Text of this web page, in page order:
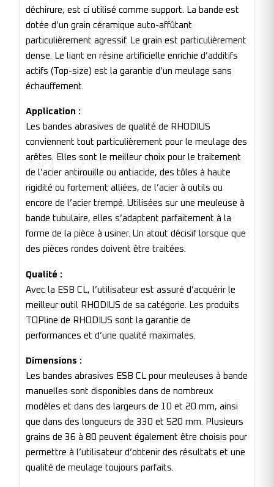
déchirure, est ci utilisé comme support. La bande est
dotée d’un grain céramique auto-affûtant
particulièrement agressif. Le grain est particulièrement
dense. Le liant en résine artificielle enrichie d’additifs
actifs (Top-size) est la garantie d’un meulage sans
échauffement.
Application :
Les bandes abrasives de qualité de RHODIUS
conviennent tout particulièrement pour le meulage des
arêtes. Elles sont le meilleur choix pour le traitement
de l’acier antirouille ou antiacide, des tôles à haute
rigidité ou fortement alliées, de l’acier à outils ou
encore de l’acier trempé. Utilisées sur une meuleuse à
bande tubulaire, elles s’adaptent parfaitement à la
forme de la pièce à usiner. Un atout décisif lorsque que
des pièces rondes doivent être traitées.
Qualité :
Avec la ESB CL, l’utilisateur est assuré d’acquérir le
meilleur outil RHODIUS de sa catégorie. Les produits
TOPline de RHODIUS sont la garantie de
performances et d’une qualité maximales.
Dimensions :
Les bandes abrasives ESB CL pour meuleuses à bande
manuelles sont disponibles dans de nombreux
modèles et dans des largeurs de 10 et 20 mm, ainsi
que dans des longueurs de 330 et 520 mm. Plusieurs
grains de 36 à 80 peuvent également être choisis pour
permettre à l’utilisateur d’obtenir des résultats et une
qualité de meulage toujours parfaits.